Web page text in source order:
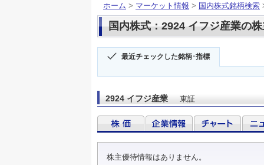
ホーム > マーケット情報 > 国内株式銘柄検索
国内株式：2924 イフジ産業の
最近チェックした銘柄･指標
2924 イフジ産業 東証
株主優待情報はありません。